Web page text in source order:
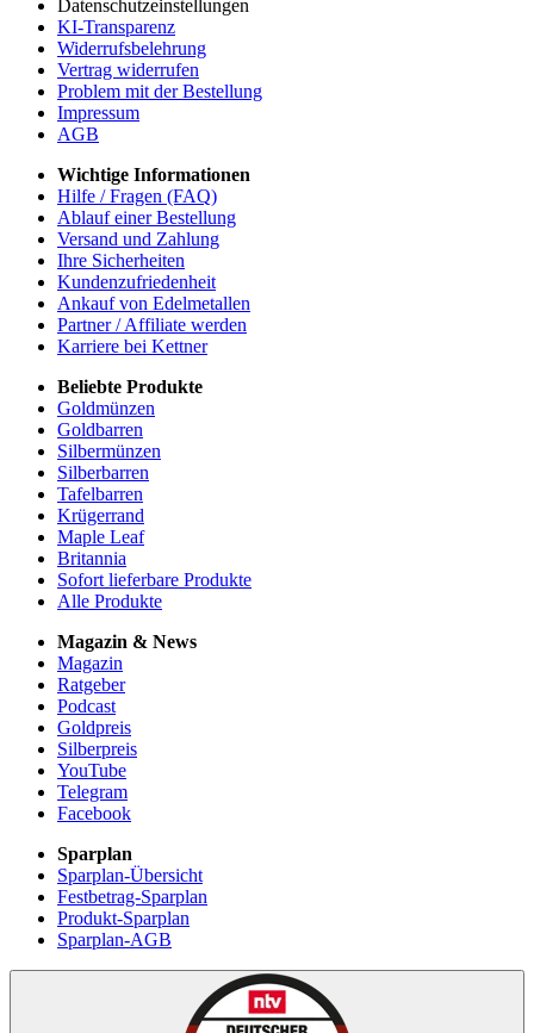
Datenschutzeinstellungen
KI-Transparenz
Widerrufsbelehrung
Vertrag widerrufen
Problem mit der Bestellung
Impressum
AGB
Wichtige Informationen
Hilfe / Fragen (FAQ)
Ablauf einer Bestellung
Versand und Zahlung
Ihre Sicherheiten
Kundenzufriedenheit
Ankauf von Edelmetallen
Partner / Affiliate werden
Karriere bei Kettner
Beliebte Produkte
Goldmünzen
Goldbarren
Silbermünzen
Silberbarren
Tafelbarren
Krügerrand
Maple Leaf
Britannia
Sofort lieferbare Produkte
Alle Produkte
Magazin & News
Magazin
Ratgeber
Podcast
Goldpreis
Silberpreis
YouTube
Telegram
Facebook
Sparplan
Sparplan-Übersicht
Festbetrag-Sparplan
Produkt-Sparplan
Sparplan-AGB